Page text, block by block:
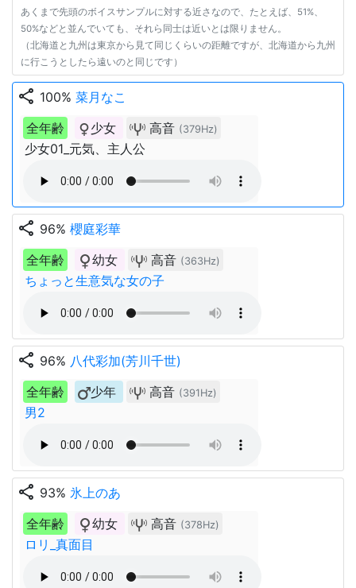
あくまで先頭のボイスサンプルに対する近さなので、たとえば、51%、
50%などと並んでいても、それら同士は近いとは限りません。
（北海道と九州は東京から見て同じくらいの距離ですが、北海道から九州
に行こうとしたら遠いのと同じです）
share 100% 菜月なこ
全年齢
少女 高音 (379Hz)
少女01_元気、主人公
share 96% 櫻庭彩華
全年齢
幼女 高音 (363Hz)
ちょっと生意気な女の子
share 96% 八代彩加(芳川千世)
全年齢
少年 高音 (391Hz)
男2
share 93% 氷上のあ
全年齢
幼女 高音 (378Hz)
ロリ_真面目